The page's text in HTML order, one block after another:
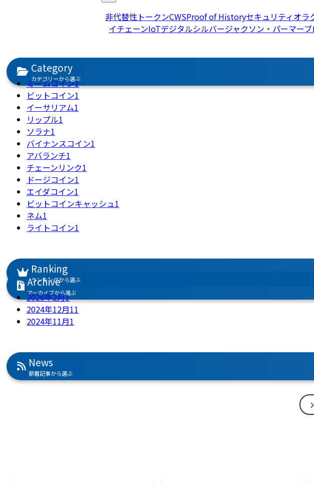
非代替性トークンCWSProof of Historyセキュリティオラ
イチェーンIoTデジタルシルバージャクソン・パーマー
Category
カテゴリーから選ぶ
ミームコイン1
ビットコイン1
イーサリアム1
リップル1
ソラナ1
バイナンスコイン1
アバランチ1
チェーンリンク1
ドージコイン1
エイダコイン1
ビットコインキャッシュ1
ネム1
ライトコイン1
Ranking
ランキングから選ぶ
Archive
アーカイブから選ぶ
2026年2月1
2024年12月11
2024年11月1
News
新着記事から選ぶ